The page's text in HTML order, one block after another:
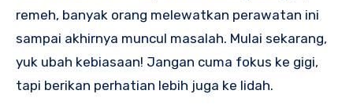
remeh, banyak orang melewatkan perawatan ini
sampai akhirnya muncul masalah. Mulai sekarang,
yuk ubah kebiasaan! Jangan cuma fokus ke gigi,
tapi berikan perhatian lebih juga ke lidah.